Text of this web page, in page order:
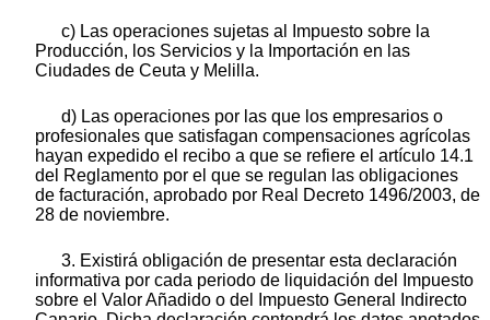
c) Las operaciones sujetas al Impuesto sobre la
Producción, los Servicios y la Importación en las
Ciudades de Ceuta y Melilla.
d) Las operaciones por las que los empresarios o
profesionales que satisfagan compensaciones agrícolas
hayan expedido el recibo a que se refiere el artículo 14.1
del Reglamento por el que se regulan las obligaciones
de facturación, aprobado por Real Decreto 1496/2003, de
28 de noviembre.
3. Existirá obligación de presentar esta declaración
informativa por cada periodo de liquidación del Impuesto
sobre el Valor Añadido o del Impuesto General Indirecto